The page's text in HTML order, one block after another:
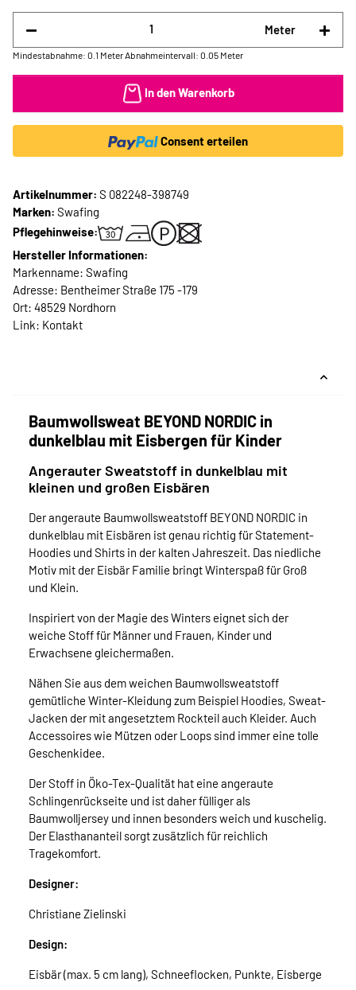
Meter
Mindestabnahme: 0.1 Meter Abnahmeintervall: 0.05 Meter
In den Warenkorb
Consent erteilen
Artikelnummer: S 082248-398749
Marken: Swafing
Pflegehinweise:
Hersteller Informationen:
Markenname: Swafing
Adresse: Bentheimer Straße 175 -179
Ort: 48529 Nordhorn
Link: Kontakt
Baumwollsweat BEYOND NORDIC in
dunkelblau mit Eisbergen für Kinder
Angerauter Sweatstoff in dunkelblau mit
kleinen und großen Eisbären
Der angeraute Baumwollsweatstoff BEYOND NORDIC in
dunkelblau mit Eisbären ist genau richtig für Statement-
Hoodies und Shirts in der kalten Jahreszeit. Das niedliche
Motiv mit der Eisbär Familie bringt Winterspaß für Groß
und Klein.
Inspiriert von der Magie des Winters eignet sich der
weiche Stoff für Männer und Frauen, Kinder und
Erwachsene gleichermaßen.
Nähen Sie aus dem weichen Baumwollsweatstoff
gemütliche Winter-Kleidung zum Beispiel Hoodies, Sweat-
Jacken der mit angesetztem Rockteil auch Kleider. Auch
Accessoires wie Mützen oder Loops sind immer eine tolle
Geschenkidee.
Der Stoff in Öko-Tex-Qualität hat eine angeraute
Schlingenrückseite und ist daher fülliger als
Baumwolljersey und innen besonders weich und kuschelig.
Der Elasthananteil sorgt zusätzlich für reichlich
Tragekomfort.
Designer:
Christiane Zielinski
Design:
Eisbär (max. 5 cm lang), Schneeflocken, Punkte, Eisberge